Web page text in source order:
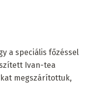
a speciális főzéssel
Ivan-tea
megszárítottuk,